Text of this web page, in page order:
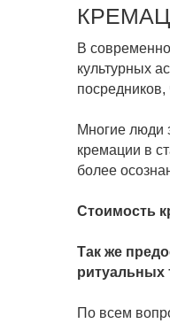
В
культурных
Многие люди
кремации в
более
Стоимость
Так же
ритуальных
По всем